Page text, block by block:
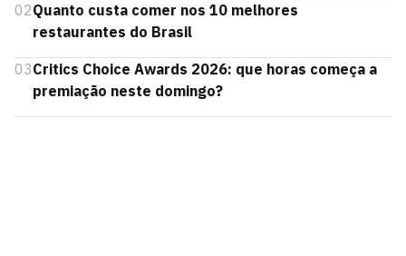
02Quanto custa comer nos 10 melhores
restaurantes do Brasil
03Critics Choice Awards 2026: que horas começa a
premiação neste domingo?